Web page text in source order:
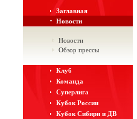
Заглавная
Новости
Новости
Обзор прессы
Клуб
Команда
Суперлига
Кубок России
Кубок Сибири и ДВ